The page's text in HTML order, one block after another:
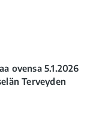
ovensa 5.1.2026
Terveyden